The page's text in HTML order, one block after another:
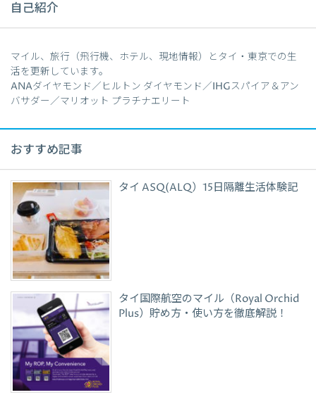
自己紹介
マイル、旅行（飛行機、ホテル、現地情報）とタイ・東京での生
活を更新しています。
ANAダイヤモンド／ヒルトン ダイヤモンド／IHGスパイア＆アン
バサダー／マリオット プラチナエリート
おすすめ記事
タイ ASQ(ALQ）15日隔離生活体験記
タイ国際航空のマイル（Royal Orchid
Plus）貯め方・使い方を徹底解説！